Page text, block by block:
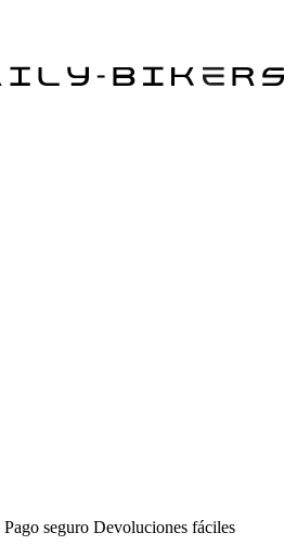
Pago seguro Devoluciones fáciles